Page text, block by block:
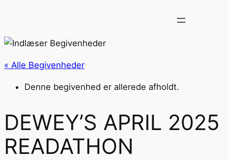
« Alle Begivenheder
Denne begivenhed er allerede afholdt.
DEWEY’S APRIL 2025
READATHON